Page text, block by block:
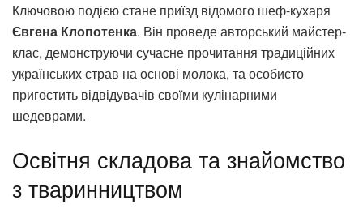
Ключовою подією стане приїзд відомого шеф-кухаря
Євгена Клопотенка. Він проведе авторський майстер-
клас, демонструючи сучасне прочитання традиційних
українських страв на основі молока, та особисто
пригостить відвідувачів своїми кулінарними
шедеврами.
Освітня складова та знайомство
з тваринництвом